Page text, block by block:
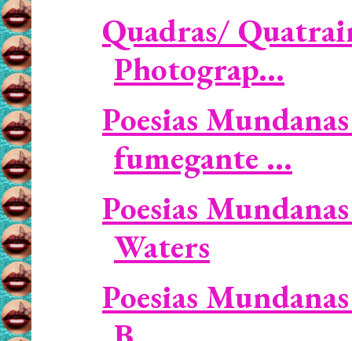
Quadras/
Photograp...
Poesias
fumegante ...
Poesias
Waters
Poesias